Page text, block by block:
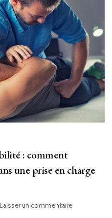
: comment
une prise en charge
Laisser un commentairesur